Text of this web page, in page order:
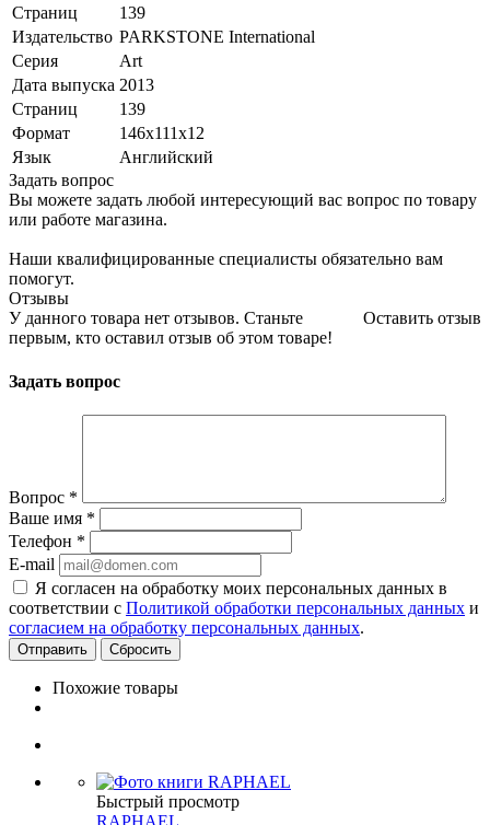
Страниц
139
Издательство PARKSTONE International
Серия
Art
Дата выпуска 2013
Страниц
139
Формат
146x111x12
Язык
Английский
Задать вопрос
Вы можете задать любой интересующий вас вопрос по товару
или работе магазина.
Наши квалифицированные специалисты обязательно вам
помогут.
Отзывы
Оставить отзыв
У данного товара нет отзывов. Станьте
первым, кто оставил отзыв об этом товаре!
Задать вопрос
Вопрос *
Ваше имя *
Телефон *
E-mail
Я согласен на обработку моих персональных данных в
соответствии с Политикой обработки персональных данных и
согласием на обработку персональных данных.
Сбросить
Похожие товары
Быстрый просмотр
RAPHAEL